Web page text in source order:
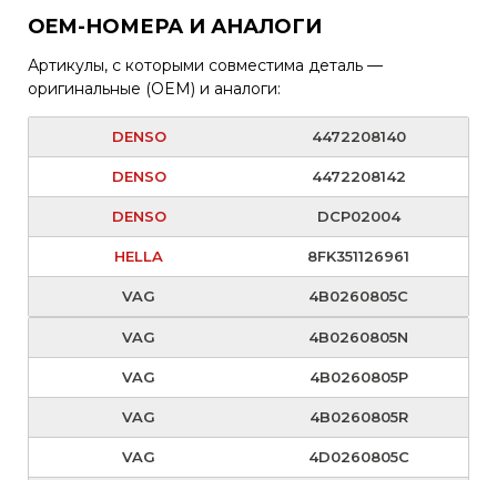
OEM-НОМЕРА И АНАЛОГИ
Артикулы, с которыми совместима деталь —
оригинальные (OEM) и аналоги:
DENSO 4472208140
DENSO 4472208142
DENSO DCP02004
HELLA 8FK351126961
VAG 4B0260805C
VAG 4B0260805N
VAG 4B0260805P
VAG 4B0260805R
VAG 4D0260805C